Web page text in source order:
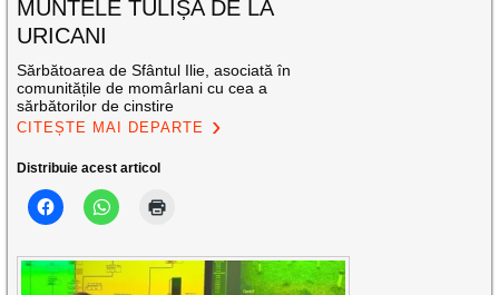
MUNTELE TULIȘA DE LA
URICANI
Sărbătoarea de Sfântul Ilie, asociată în
comunitățile de momârlani cu cea a
sărbătorilor de cinstire
CITEȘTE MAI DEPARTE
Distribuie acest articol